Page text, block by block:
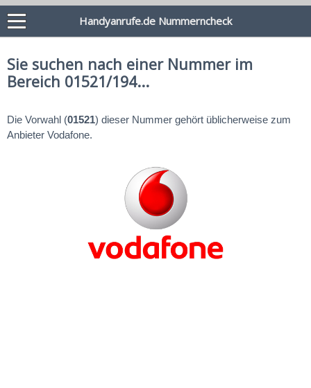
Handyanrufe.de Nummerncheck
Sie suchen nach einer Nummer im
Bereich 01521/194...
Die Vorwahl (01521) dieser Nummer gehört üblicherweise zum
Anbieter Vodafone.